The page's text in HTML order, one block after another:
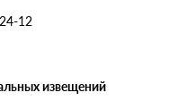
12
извещений